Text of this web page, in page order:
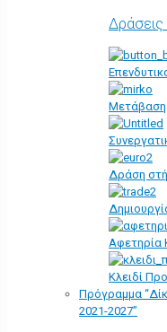
Μετάβαση
Δράση
Αφετηρία
Κλειδί
Πρόγραμμα
2021-2027”